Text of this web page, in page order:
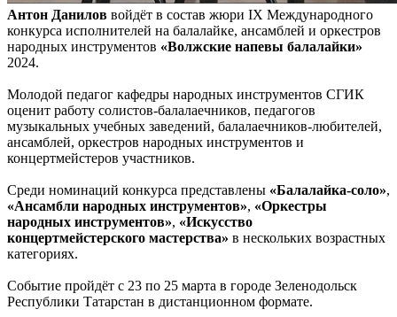
Антон Данилов войдёт в состав жюри IX Международного
конкурса исполнителей на балалайке, ансамблей и оркестров
народных инструментов «Волжские напевы балалайки»
2024.
Молодой педагог кафедры народных инструментов СГИК
оценит работу солистов-балалаечников, педагогов
музыкальных учебных заведений, балалаечников-любителей,
ансамблей, оркестров народных инструментов и
концертмейстеров участников.
Среди номинаций конкурса представлены «Балалайка-соло»,
«Ансамбли народных инструментов», «Оркестры
народных инструментов», «Искусство
концертмейстерского мастерства» в нескольких возрастных
категориях.
Событие пройдёт с 23 по 25 марта в городе Зеленодольск
Республики Татарстан в дистанционном формате.